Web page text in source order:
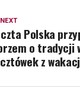
Polska
o tradycji
z